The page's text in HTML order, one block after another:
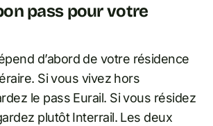
pass pour votre
d’abord de votre résidence
Si vous vivez hors
le pass Eurail. Si vous résidez
plutôt Interrail. Les deux